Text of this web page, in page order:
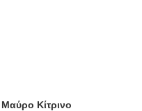
Κίτρινο